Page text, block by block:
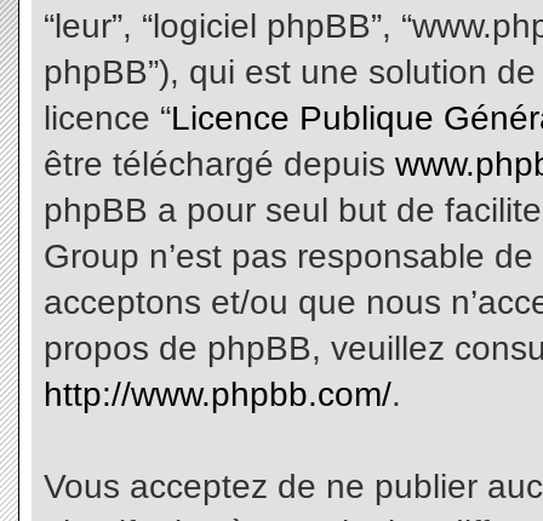
“leur”, “logiciel phpBB”,
phpBB”), qui est une solution
licence “Licence Publique
être téléchargé depuis
phpBB a pour seul but de
Group n’est pas responsable
acceptons et/ou que nous
propos de phpBB, veuillez
http://www.phpbb.com/.
Vous acceptez de ne publier